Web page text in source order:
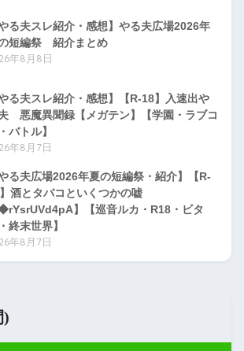
やる夫スレ紹介・感想】やる夫広場2026年
短編祭 紹介まとめ
年8月8日
やる夫スレ紹介・感想】【R-18】入速出や
悪魔異聞録【メガテン】【学園・ラブコ
バトル】
年8月7日
やる夫広場2026年夏の短編祭・紹介】【R-
酒とタバコといくつかの嘘
◆rYsrUVd4pA】【巡音ルカ・R18・ビタ
終末世界】
年8月7日
)